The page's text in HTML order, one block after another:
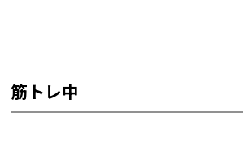
筋トレ中